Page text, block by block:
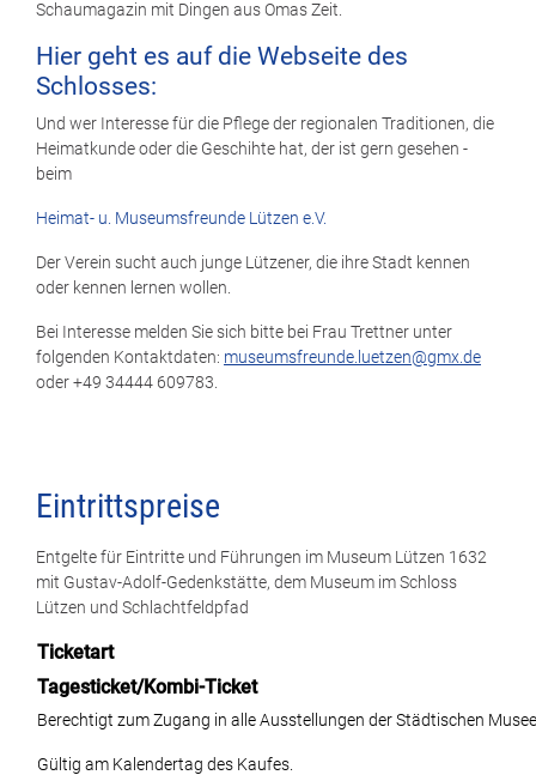
Schaumagazin mit Dingen aus Omas Zeit.
Hier geht es auf die Webseite des
Schlosses:
Und wer Interesse für die Pflege der regionalen Traditionen, die
Heimatkunde oder die Geschihte hat, der ist gern gesehen -
beim
Heimat- u. Museumsfreunde Lützen e.V.
Der Verein sucht auch junge Lützener, die ihre Stadt kennen
oder kennen lernen wollen.
Bei Interesse melden Sie sich bitte bei Frau Trettner unter
folgenden Kontaktdaten: museumsfreunde.luetzen@gmx.de
oder +49 34444 609783.
Eintrittspreise
Entgelte für Eintritte und Führungen im Museum Lützen 1632
mit Gustav-Adolf-Gedenkstätte, dem Museum im Schloss
Lützen und Schlachtfeldpfad
Ticketart
Tagesticket/Kombi-Ticket
Berechtigt zum Zugang in alle Ausstellungen der Städtischen
Gültig am Kalendertag des Kaufes.